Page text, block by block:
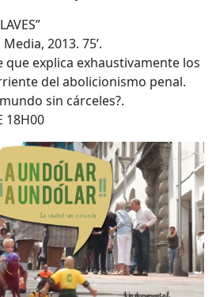
2013. 75’.
explica exhaustivamente los
del abolicionismo penal.
sin cárceles?.
18H00